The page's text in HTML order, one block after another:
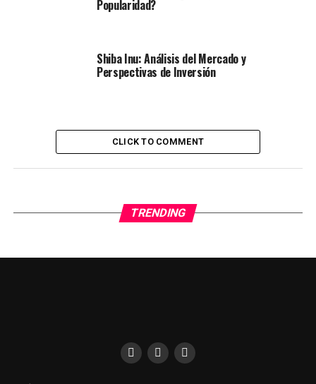
Popularidad?
Shiba Inu: Análisis del Mercado y
Perspectivas de Inversión
CLICK TO COMMENT
TRENDING